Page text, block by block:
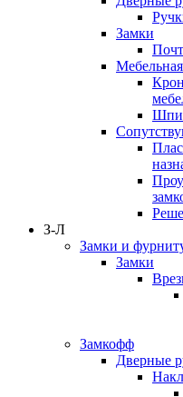
Замки
З-Л
Замки и
Замки
Замкофф
Дверные